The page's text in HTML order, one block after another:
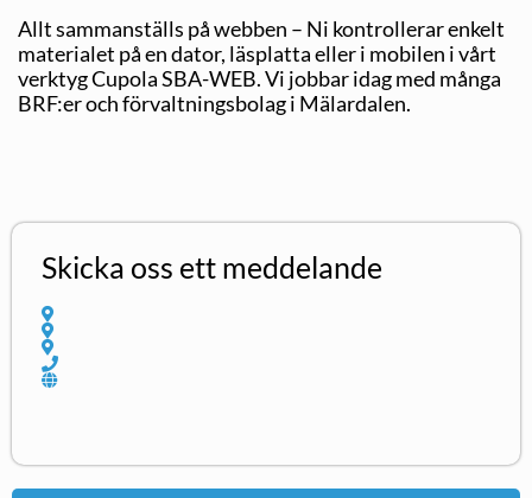
Allt sammanställs på webben – Ni kontrollerar enkelt
materialet på en dator, läsplatta eller i mobilen i vårt
verktyg Cupola SBA-WEB. Vi jobbar idag med många
BRF:er och förvaltningsbolag i Mälardalen.
Skicka oss ett meddelande